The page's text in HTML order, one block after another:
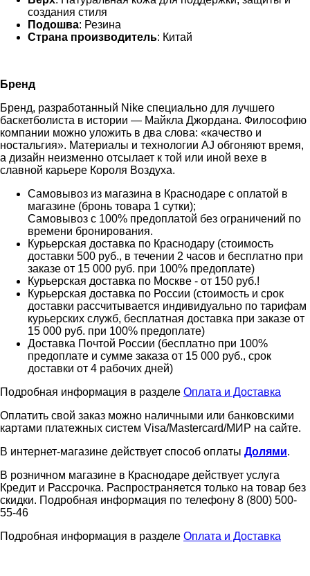
создания стиля
Подошва: Резина
Страна производитель: Китай
Бренд
Бренд, разработанный Nike специально для лучшего
баскетболиста в истории — Майкла Джордана. Философию
компании можно уложить в два слова: «качество и
ностальгия». Материалы и технологии AJ обгоняют время,
а дизайн неизменно отсылает к той или иной вехе в
славной карьере Короля Воздуха.
Самовывоз из магазина в Краснодаре с оплатой в
магазине (бронь товара 1 сутки);
Самовывоз с 100% предоплатой без ограничений по
времени бронирования.
Курьерская доставка по Краснодару (стоимость
доставки 500 руб., в течении 2 часов и бесплатно при
заказе от 15 000 руб. при 100% предоплате)
Курьерская доставка по Москве - от 150 руб.!
Курьерская доставка по России (стоимость и срок
доставки рассчитывается индивидуально по тарифам
курьерских служб, бесплатная доставка при заказе от
15 000 руб. при 100% предоплате)
Доставка Почтой России (бесплатно при 100%
предоплате и сумме заказа от 15 000 руб., срок
доставки от 4 рабочих дней)
Подробная информация в разделе Оплата и Доставка
Оплатить свой заказ можно наличными или банковскими
картами платежных систем Visa/Mastercard/МИР на сайте.
В интернет-магазине действует способ оплаты Долями.
В розничном магазине в Краснодаре действует услуга
Кредит и Рассрочка. Распространяется только на товар без
скидки. Подробная информация по телефону 8 (800) 500-
55-46
Подробная информация в разделе Оплата и Доставка